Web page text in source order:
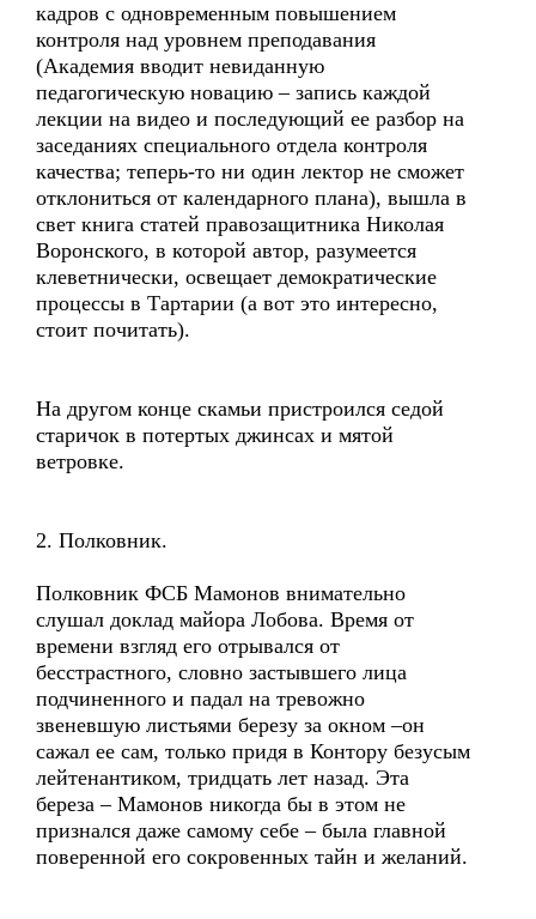
кадров с одновременным повышением
контроля над уровнем преподавания
(Академия вводит невиданную
педагогическую новацию – запись каждой
лекции на видео и последующий ее разбор на
заседаниях специального отдела контроля
качества; теперь-то ни один лектор не сможет
отклониться от календарного плана), вышла в
свет книга статей правозащитника Николая
Воронского, в которой автор, разумеется
клеветнически, освещает демократические
процессы в Тартарии (а вот это интересно,
стоит почитать).
На другом конце скамьи пристроился седой
старичок в потертых джинсах и мятой
ветровке.
2. Полковник.
Полковник ФСБ Мамонов внимательно
слушал доклад майора Лобова. Время от
времени взгляд его отрывался от
бесстрастного, словно застывшего лица
подчиненного и падал на тревожно
звеневшую листьями березу за окном –он
сажал ее сам, только придя в Контору безусым
лейтенантиком, тридцать лет назад. Эта
береза – Мамонов никогда бы в этом не
признался даже самому себе – была главной
поверенной его сокровенных тайн и желаний.